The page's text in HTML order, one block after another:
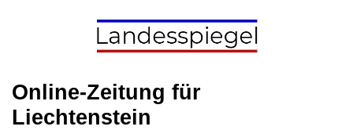
Online-Zeitung für
Liechtenstein